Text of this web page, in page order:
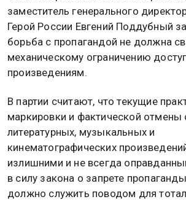
заместитель генерального
Герой России Евгений Поддубный
борьба с пропагандой не должна
механическому ограничению
произведениям.
В партии считают, что текущие
маркировки и фактической отмены
литературных, музыкальных и
кинематографических
излишними и не всегда
в силу закона о запрете
должно служить поводом для